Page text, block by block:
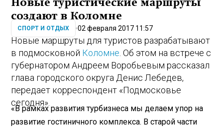
Новые туристические маршруты
создают в Коломне
СПОРТ И ОТДЫХ 02 февраля 2017 11:57
Новые маршруты для туристов разрабатывают
в подмосковной Коломне . Об этом на встрече с
губернатором Андреем Воробьевым рассказал
глава городского округа Денис Лебедев,
передает корреспондент «Подмосковье
сегодня».
«В рамках развития турбизнеса мы делаем упор на
развитие гостиничного комплекса. В старой части